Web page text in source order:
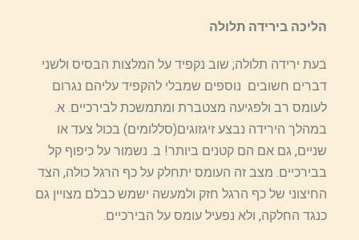
הליכה בירידה תלולה
בעת ירידה תלולה; שוב נקפיד על המלצות הבסיס ולשני
דברים חשובים נוספים שמבלי להקפיד עליהם נגרום
לעומס רב ולפגיעה מצטברת ומתמשכת לבירכיים. א.
במהלך הירידה נבצע זיגזוגים(סללומים) בכול צעד או
שניים, גם אם הם קטנים ביותר! ב. נשמור על כיפוף קל
בבירכיים. מצב זה העומס יתחלק על כף הרגל כולה, הצד
החיצוני של כף הרגל חזק ולמעשה ישמש כבלם מצויין גם
כנגד החלקה, ולא נפעיל עומס על הבירכיים.